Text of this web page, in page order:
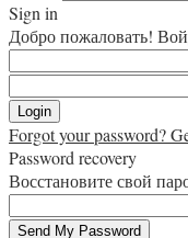
Sign in
Добро пожаловать!
Forgot your password?
Password recovery
Восстановите свой